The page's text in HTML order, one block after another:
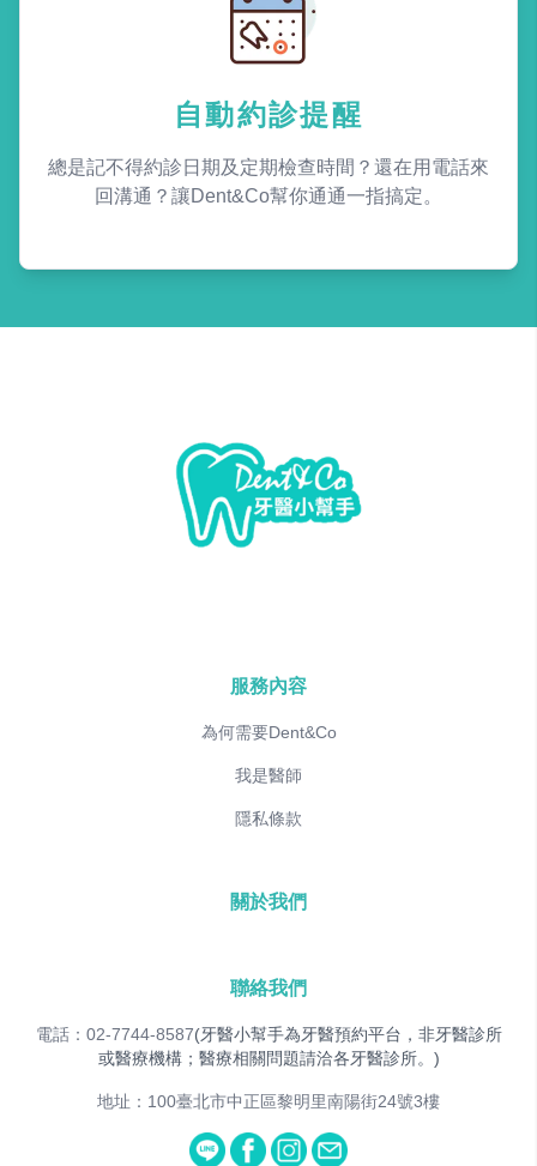
自動約診提醒
總是記不得約診日期及定期檢查時間？還在用電話來
回溝通？讓Dent&Co幫你通通一指搞定。
服務內容
為何需要Dent&Co
我是醫師
隱私條款
關於我們
聯絡我們
電話：02-7744-8587(牙醫小幫手為牙醫預約平台，非牙醫診所
或醫療機構；醫療相關問題請洽各牙醫診所。)
地址：100臺北市中正區黎明里南陽街24號3樓